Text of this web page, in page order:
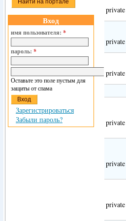
private
private
private
private
private
private
Вход
имя пользователя: *
пароль: *
Оставьте это поле пустым для
защиты от спама
Зарегистрироваться
Забыли пароль?